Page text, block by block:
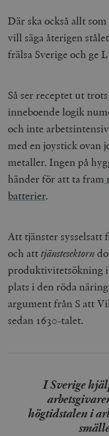
Där ska också allt
vill säga återigen
frälsa Sverige och ge
Så ser receptet ut
inneboende logik
och inte
med en joystick ovan
metaller. Ingen på
händer för att ta fram
batterier.
Att tjänster sysselsatt
och atttjänstesektorn
produktivitetsökning
plats i den röda
argument från S att
sedan 1630-talet.
I Sverige
högtidstalen i